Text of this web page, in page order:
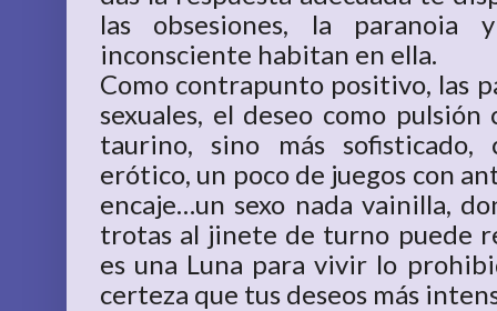
las obsesiones, la paranoia
inconsciente habitan en ella.
Como contrapunto positivo, las
sexuales, el deseo como
taurino, sino más
erótico, un poco de juegos con
encaje…un sexo nada vainilla,
trotas al jinete de turno puede
es una Luna para vivir lo
certeza que tus deseos más